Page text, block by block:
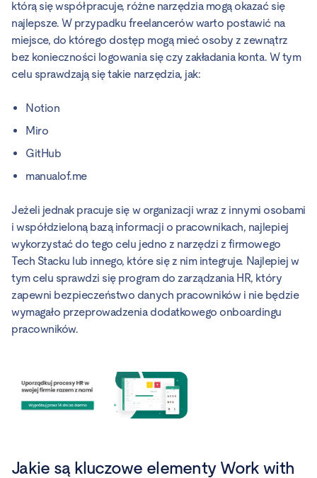
którą się współpracuje, różne narzędzia mogą okazać się
najlepsze. W przypadku freelancerów warto postawić na
miejsce, do którego dostęp mogą mieć osoby z zewnątrz
bez konieczności logowania się czy zakładania konta. W tym
celu sprawdzają się takie narzędzia, jak:
Notion
Miro
GitHub
manualof.me
Jeżeli jednak pracuje się w organizacji wraz z innymi osobami
i współdzieloną bazą informacji o pracownikach, najlepiej
wykorzystać do tego celu jedno z narzędzi z firmowego
Tech Stacku lub innego, które się z nim integruje. Najlepiej w
tym celu sprawdzi się program do zarządzania HR, który
zapewni bezpieczeństwo danych pracowników i nie będzie
wymagało przeprowadzenia dodatkowego onboardingu
pracowników.
Jakie są kluczowe elementy Work with